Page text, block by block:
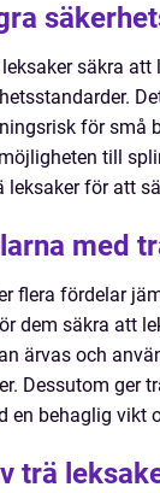
säkra
för små
till
leksaker för att
med
flera fördelar
dem säkra att
ärvas och
Dessutom ger
en behaglig vikt
trä